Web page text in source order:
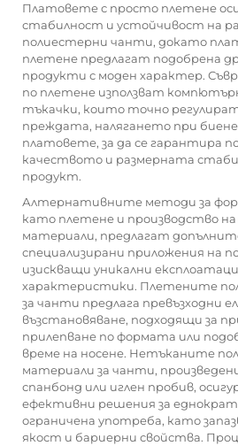
Платовете с просто плетене
стабилност и устойчивост на
полиестерни чанти, докато
плетене предлагат подобрена
продукти с моден характер.
по плетене използват
тъкачки, които точно
преждата, налягането при
платовете, за да се гарантира
качеството и размерната
продукт.
Алтернативните методи за
като плетене и производство
материали, предлагат
специализирани приложения на
изискващи уникални
характеристики. Плетените
за чанти предлага превъзходни
възстановяване, подходящи за
прилепване по формата или
време на носене. Нетъканите
материали за чанти,
спанбонд или иглен пробив,
ефективни решения за
ограничена употреба, като
якост и бариерни свойства.